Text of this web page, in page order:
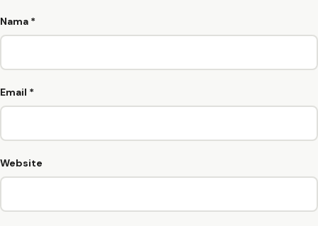
Nama *
Email *
Website